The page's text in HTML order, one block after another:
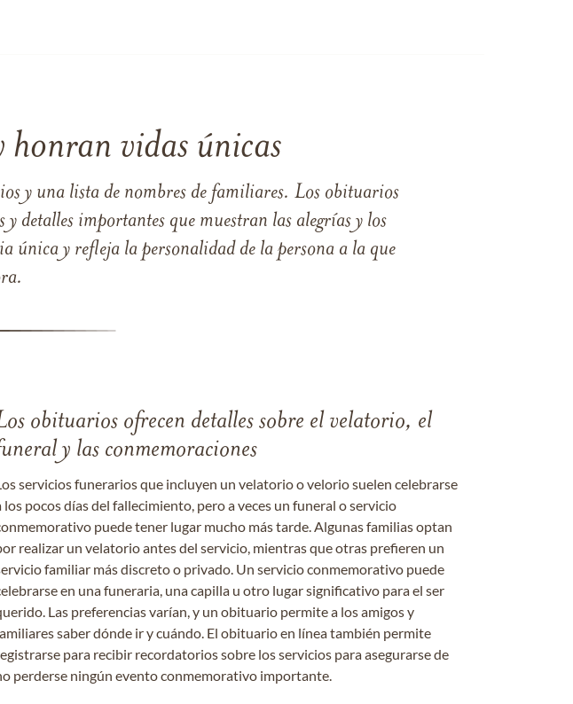
honran vidas únicas
y una lista de nombres de familiares. Los obituarios
detalles importantes que muestran las alegrías y los
y refleja la personalidad de la persona a la que
obituarios ofrecen detalles sobre el velatorio, el
y las conmemoraciones
servicios funerarios que incluyen un velatorio o velorio suelen celebrarse
los pocos días del fallecimiento, pero a veces un funeral o servicio
puede tener lugar mucho más tarde. Algunas familias optan
realizar un velatorio antes del servicio, mientras que otras prefieren un
familiar más discreto o privado. Un servicio conmemorativo puede
en una funeraria, una capilla u otro lugar significativo para el ser
Las preferencias varían, y un obituario permite a los amigos y
saber dónde ir y cuándo. El obituario en línea también permite
para recibir recordatorios sobre los servicios para asegurarse de
perderse ningún evento conmemorativo importante.